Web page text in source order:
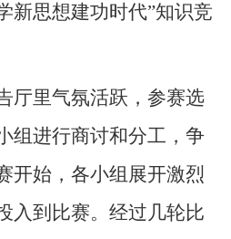
新思想建功时代”知识竞
里气氛活跃，参赛选
组进行商讨和分工，争
开始，各小组展开激烈
入到比赛。经过几轮比